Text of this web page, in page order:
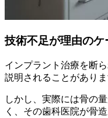
技術不足が理由のケ
インプラント治療を断
説明されることがありま
しかし、実際には骨の
く、その歯科医院が骨